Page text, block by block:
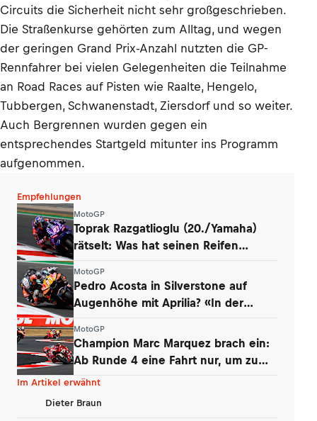
Circuits die Sicherheit nicht sehr großgeschrieben.
Die Straßenkurse gehörten zum Alltag, und wegen
der geringen Grand Prix-Anzahl nutzten die GP-
Rennfahrer bei vielen Gelegenheiten die Teilnahme
an Road Races auf Pisten wie Raalte, Hengelo,
Tubbergen, Schwanenstadt, Ziersdorf und so weiter.
Auch Bergrennen wurden gegen ein
entsprechendes Startgeld mitunter ins Programm
aufgenommen.
Empfehlungen
MotoGP
Toprak Razgatlioglu (20./Yamaha)
rätselt: Was hat seinen Reifen
MotoGP
Pedro Acosta in Silverstone auf
Augenhöhe mit Aprilia? «In der
MotoGP
Champion Marc Marquez brach ein:
Ab Runde 4 eine Fahrt nur, um zu
überleben
Im Artikel erwähnt
Dieter Braun